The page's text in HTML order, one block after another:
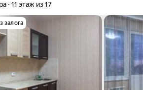
11 этаж из 17
залога